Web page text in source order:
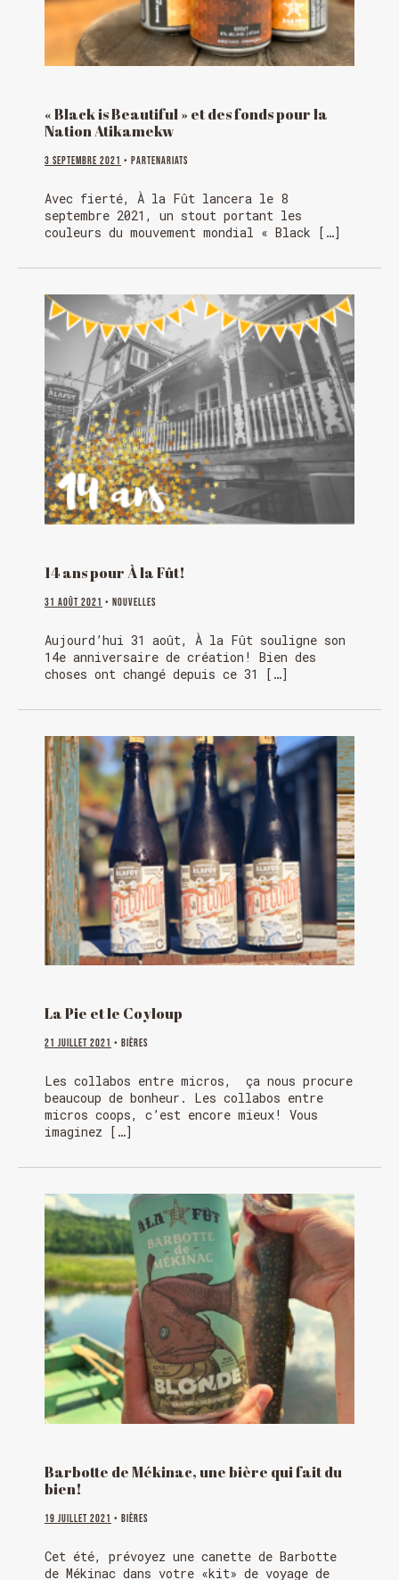
« Black is Beautiful » et des fonds pour la
Nation Atikamekw
3 septembre 2021 • Partenariats
Avec fierté, À la Fût lancera le 8
septembre 2021, un stout portant les
couleurs du mouvement mondial « Black […]
14 ans pour À la Fût!
31 août 2021 • Nouvelles
Aujourd’hui 31 août, À la Fût souligne son
14e anniversaire de création! Bien des
choses ont changé depuis ce 31 […]
La Pie et le Coyloup
21 juillet 2021 • Bières
Les collabos entre micros, ça nous procure
beaucoup de bonheur. Les collabos entre
micros coops, c’est encore mieux! Vous
imaginez […]
Barbotte de Mékinac, une bière qui fait du
bien!
19 juillet 2021 • Bières
Cet été, prévoyez une canette de Barbotte
de Mékinac dans votre «kit» de voyage de